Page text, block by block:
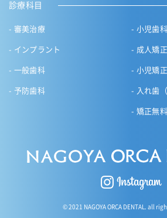
診療科目
審美治療
インプラント
一般歯科
予防歯科
小児歯科
成人矯正
小児矯正
入れ歯
矯正無
© 2021 NAGOYA ORCA DENTAL. all